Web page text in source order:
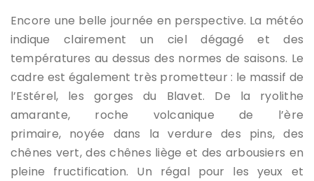
Encore une belle journée en perspective. La météo
indique clairement un ciel dégagé et des
températures au dessus des normes de saisons. Le
cadre est également très prometteur : le massif de
l’Estérel, les gorges du Blavet. De la ryolithe
amarante, roche volcanique de l’ère
primaire, noyée dans la verdure des pins, des
chênes vert, des chênes liège et des arbousiers en
pleine fructification. Un régal pour les yeux et